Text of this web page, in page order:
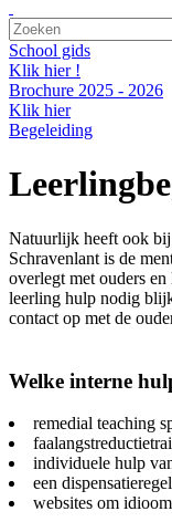
School gids
Klik hier !
Brochure 2025 - 2026
Klik hier
Begeleiding
Natuurlijk heeft ook
Schravenlant is de
overlegt met ouders
leerling hulp nodig
contact op met de
Welke interne
remedial teaching
individuele hulp
een
websites om